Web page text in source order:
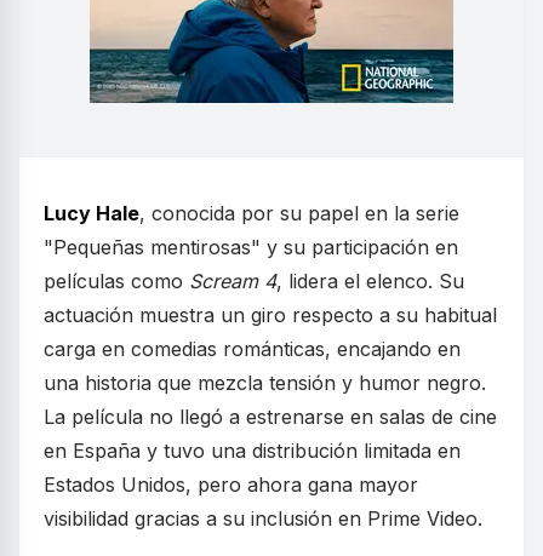
Lucy Hale, conocida por su papel en la serie
"Pequeñas mentirosas" y su participación en
películas como Scream 4, lidera el elenco. Su
actuación muestra un giro respecto a su habitual
carga en comedias románticas, encajando en
una historia que mezcla tensión y humor negro.
La película no llegó a estrenarse en salas de cine
en España y tuvo una distribución limitada en
Estados Unidos, pero ahora gana mayor
visibilidad gracias a su inclusión en Prime Video.